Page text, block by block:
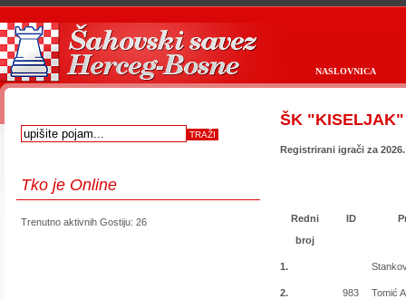
NASLOVNICA
Tko je Online
Trenutno aktivnih Gostiju: 26
ŠK
Registrirani igrači za
Redni
broj
ID
1.
2. 983 Tomić